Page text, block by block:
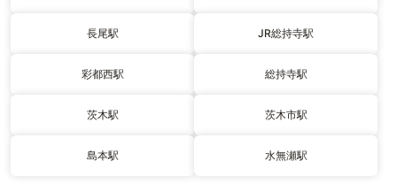
長尾駅 JR総持寺駅
彩都西駅 総持寺駅
茨木駅 茨木市駅
島本駅 水無瀬駅